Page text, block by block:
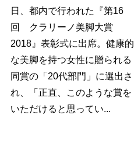
日、都内で行われた『第16
回 クラリーノ美脚大賞
2018』表彰式に出席。健康的
な美脚を持つ女性に贈られる
同賞の「20代部門」に選出さ
れ、「正直、このような賞を
いただけると思ってい...